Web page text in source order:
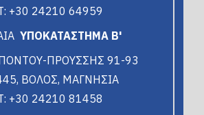
+30 24210 64959
ΥΠΟΚΑΤΑΣΤΗΜΑ Β'
ΠΡΟΥΣΣΗΣ 91-93
ΒΟΛΟΣ, ΜΑΓΝΗΣΙΑ
+30 24210 81458